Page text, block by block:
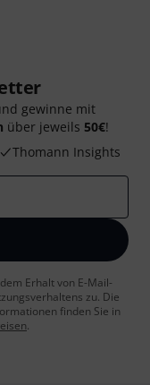
gewinne mit
über jeweils 50€!
Thomann Insights
Erhalt von E-Mail-
zu. Die
finden Sie in
.